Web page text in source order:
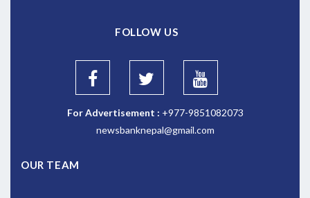
FOLLOW US
For Advertisement : +977-9851082073
newsbanknepal@gmail.com
OUR TEAM